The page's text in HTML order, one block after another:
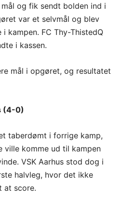
og fik sendt bolden ind i
var et selvmål og blev
kampen. FC Thy-ThistedQ
i kassen.
mål i opgøret, og resultatet
(4-0)
taberdømt i forrige kamp,
ville komme ud til kampen
VSK Aarhus stod dog i
halvleg, hvor det ikke
at score.